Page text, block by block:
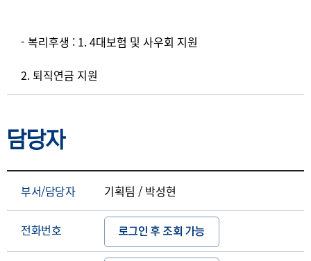
- 복리후생 : 1. 4대보험 및 사우회 지원
2. 퇴직연금 지원
담당자
부서/담당자 기획팀 / 박성현
전화번호 로그인 후 조회 가능